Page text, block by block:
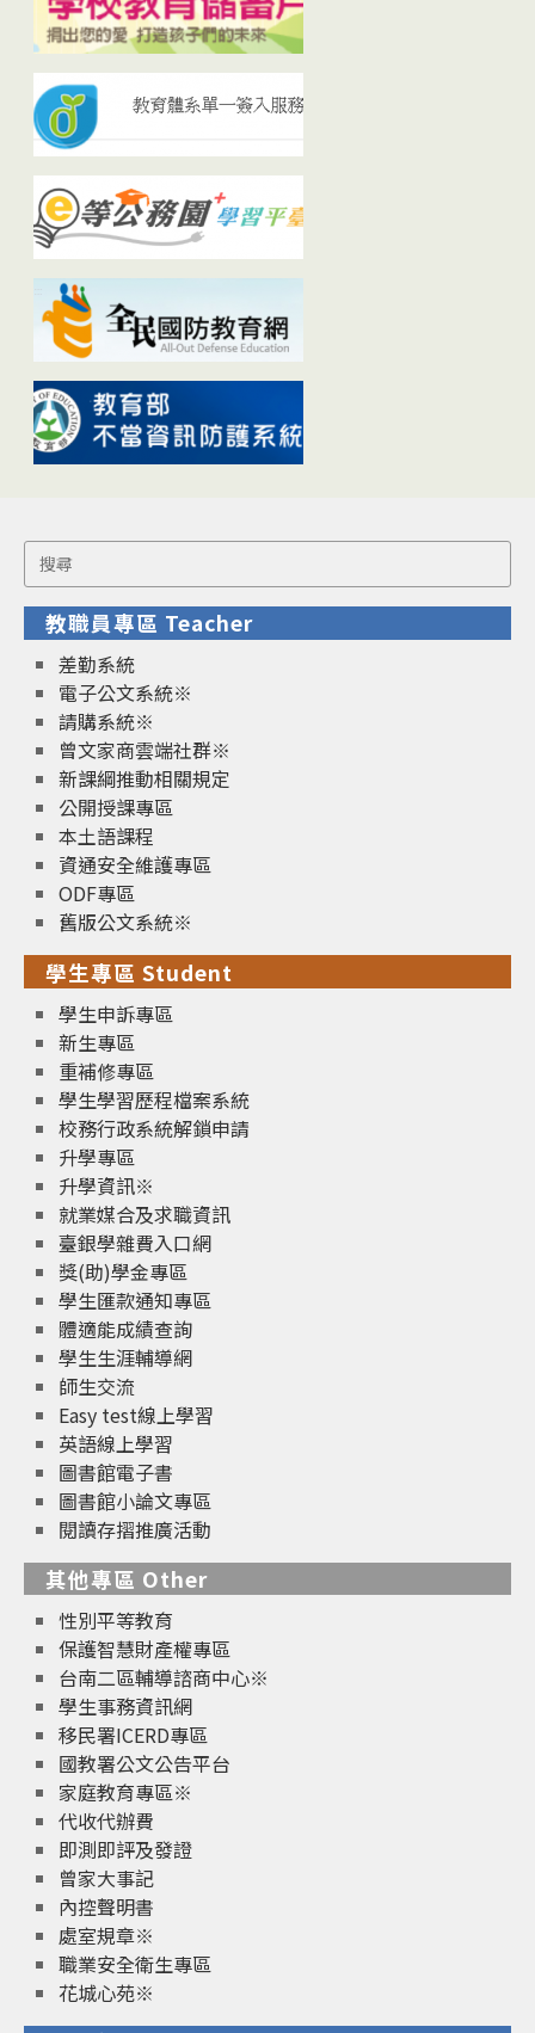
Search
for:
教職員專區 Teacher
差勤系統
電子公文系統※
請購系統※
曾文家商雲端社群※
新課綱推動相關規定
公開授課專區
本土語課程
資通安全維護專區
ODF專區
舊版公文系統※
學生專區 Student
學生申訴專區
新生專區
重補修專區
學生學習歷程檔案系統
校務行政系統解鎖申請
升學專區
升學資訊※
就業媒合及求職資訊
臺銀學雜費入口網
獎(助)學金專區
學生匯款通知專區
體適能成績查詢
學生生涯輔導網
師生交流
Easy test線上學習
英語線上學習
圖書館電子書
圖書館小論文專區
閱讀存摺推廣活動
其他專區 Other
性別平等教育
保護智慧財產權專區
台南二區輔導諮商中心※
學生事務資訊網
移民署ICERD專區
國教署公文公告平台
家庭教育專區※
代收代辦費
即測即評及發證
曾家大事記
內控聲明書
處室規章※
職業安全衛生專區
花城心苑※